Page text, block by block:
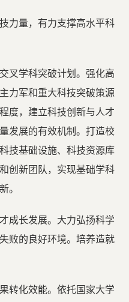
力量，有力支撑高水平科
叉学科突破计划。强化高
力军和重大科技突破策源
度，建立科技创新与人才
发展的有效机制。打造校
技基础设施、科技资源库
创新团队，实现基础学科
。
成长发展。大力弘扬科学
败的良好环境。培养造就
转化效能。依托国家大学